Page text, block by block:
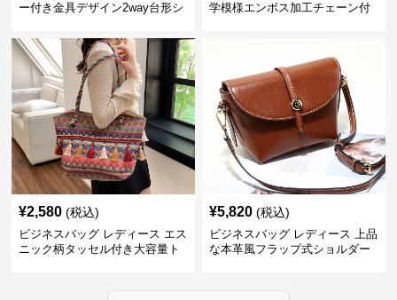
ー付き金具デザイン2way台形シ
学模様エンボス加工チェーン付
¥2,580 (税込)
ビジネスバッグ レディース エス
ニック柄タッセル付き大容量ト
¥5,820 (税込)
ビジネスバッグ レディース 上品
な本革風フラップ式ショルダー